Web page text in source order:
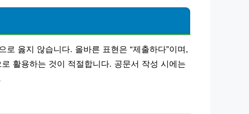
로 옳지 않습니다. 올바른 표현은 “제출하다”이며,
활용하는 것이 적절합니다. 공문서 작성 시에는